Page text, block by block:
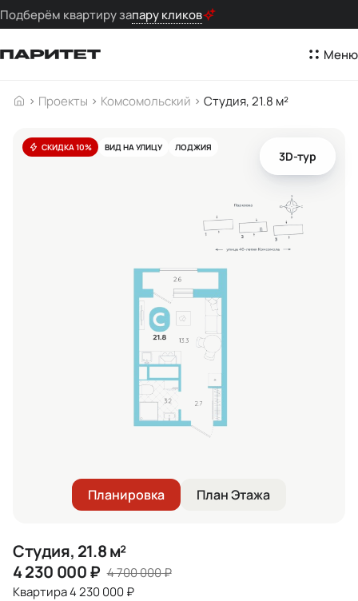
Подберём квартиру запару кликов
Меню
Проекты Комсомольский Студия, 21.8 м²
СКИДКА 10% ВИД НА УЛИЦУ ЛОДЖИЯ
Планировка План Этажа
3D-тур
Студия, 21.8 м²
4 230 000₽ 4 700 000₽
Квартира 4 230 000 ₽